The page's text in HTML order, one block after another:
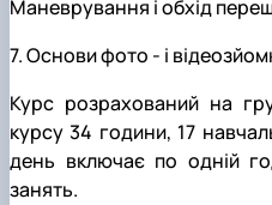
Маневрування і обхід
7. Основи фото - і
Курс розрахований на
курсу 34 години, 17
день включає по одній
занять.